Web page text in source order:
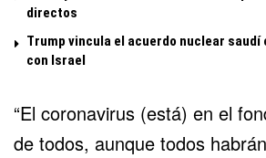
directos
Trump vincula el acuerdo nuclear saudí
con Israel
“El coronavirus (está) en el
de todos, aunque todos